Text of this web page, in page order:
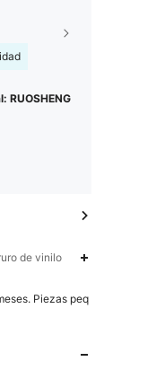
RUOSHENG
de vinilo
Piezas peq